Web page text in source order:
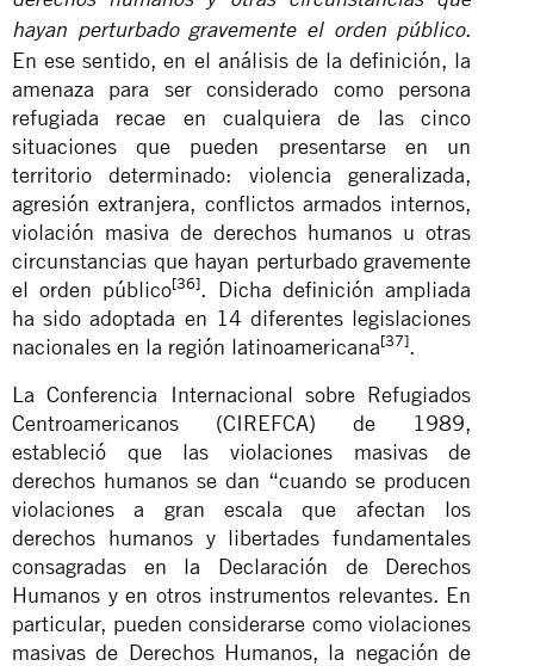
hayan perturbado gravemente el orden público.
En ese sentido, en el análisis de la definición, la
amenaza para ser considerado como persona
refugiada recae en cualquiera de las cinco
situaciones que pueden presentarse en un
territorio determinado: violencia generalizada,
agresión extranjera, conflictos armados internos,
violación masiva de derechos humanos u otras
circunstancias que hayan perturbado gravemente
el orden público[36]. Dicha definición ampliada
ha sido adoptada en 14 diferentes legislaciones
nacionales en la región latinoamericana[37].
La Conferencia Internacional sobre Refugiados
Centroamericanos (CIREFCA) de 1989,
estableció que las violaciones masivas de
derechos humanos se dan “cuando se producen
violaciones a gran escala que afectan los
derechos humanos y libertades fundamentales
consagradas en la Declaración de Derechos
Humanos y en otros instrumentos relevantes. En
particular, pueden considerarse como violaciones
masivas de Derechos Humanos, la negación de